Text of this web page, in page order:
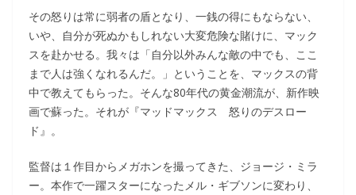
その怒りは常に弱者の盾となり、一銭の得にもならない、
いや、自分が死ぬかもしれない大変危険な賭けに、マック
スを赴かせる。我々は「自分以外みんな敵の中でも、ここ
まで人は強くなれるんだ。」ということを、マックスの背
中で教えてもらった。そんな80年代の黄金潮流が、新作映
画で蘇った。それが『マッドマックス 怒りのデスロー
ド』。
監督は１作目からメガホンを撮ってきた、ジョージ・ミラ
ー。本作で一躍スターになったメル・ギブソンに変わり、